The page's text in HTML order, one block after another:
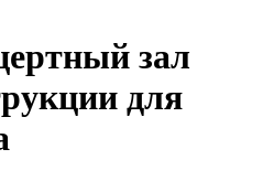
зал
для